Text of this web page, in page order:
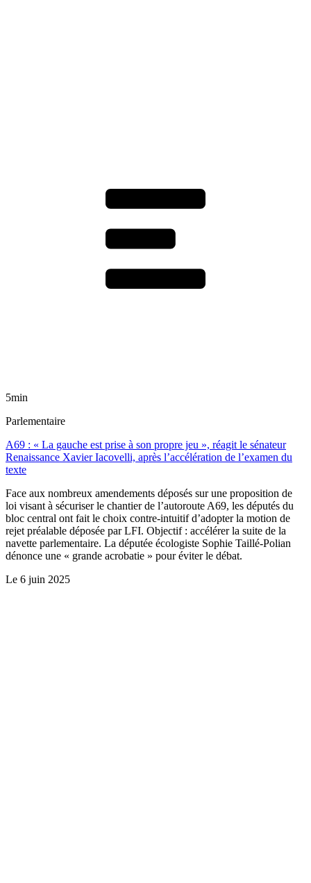
5min
Parlementaire
A69 : « La gauche est prise à son propre jeu », réagit le sénateur
Renaissance Xavier Iacovelli, après l’accélération de l’examen du
texte
Face aux nombreux amendements déposés sur une proposition de
loi visant à sécuriser le chantier de l’autoroute A69, les députés du
bloc central ont fait le choix contre-intuitif d’adopter la motion de
rejet préalable déposée par LFI. Objectif : accélérer la suite de la
navette parlementaire. La députée écologiste Sophie Taillé-Polian
dénonce une « grande acrobatie » pour éviter le débat.
Le 6 juin 2025